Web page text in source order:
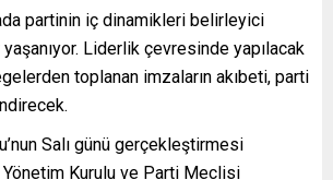
partinin iç dinamikleri belirleyici
Liderlik çevresinde yapılacak
toplanan imzaların akıbeti, parti
Salı günü gerçekleştirmesi
Kurulu ve Parti Meclisi